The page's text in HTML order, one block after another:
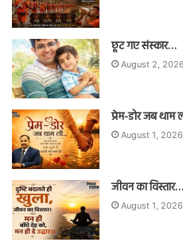
छूट गए संस्कार…
August 2, 2026
प्रेम-डोर जब थाम
August 1, 2026
जीवन का विस्तार…
August 1, 2026